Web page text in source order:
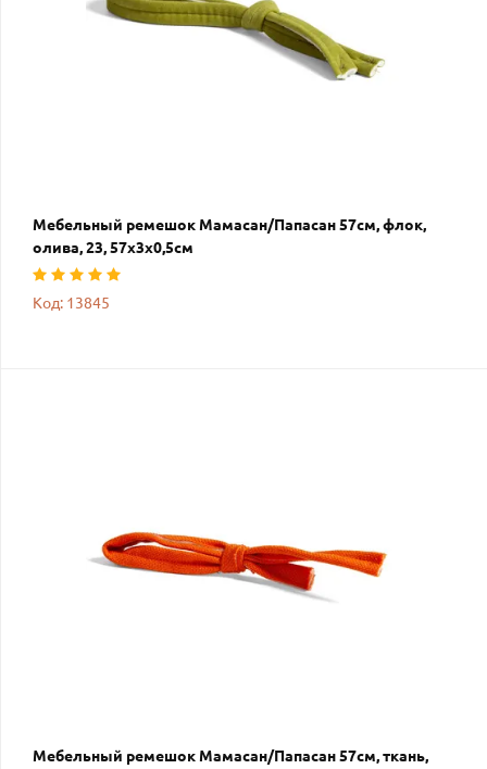
Мебельный ремешок Мамасан/Папасан 57см, флок,
олива, 23, 57х3х0,5см
Код: 13845
Мебельный ремешок Мамасан/Папасан 57см, ткань,